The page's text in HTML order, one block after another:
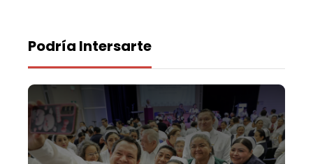
Podría Intersarte